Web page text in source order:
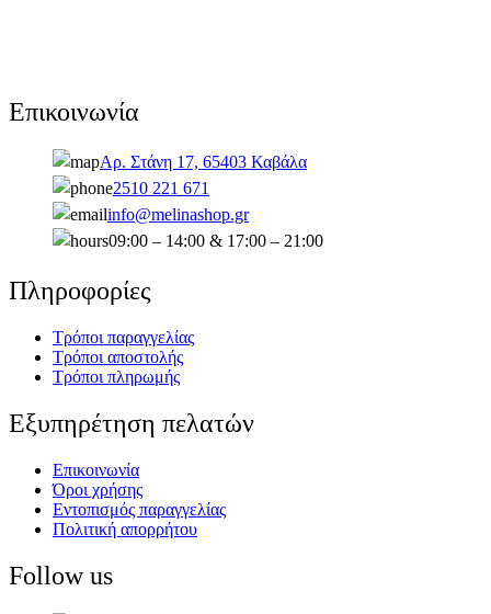
Επικοινωνία
Αρ. Στάνη 17, 65403 Καβάλα
2510 221 671
info@melinashop.gr
09:00 – 14:00 & 17:00 – 21:00
Πληροφορίες
Τρόποι παραγγελίας
Τρόποι αποστολής
Τρόποι πληρωμής
Εξυπηρέτηση πελατών
Επικοινωνία
Όροι χρήσης
Εντοπισμός παραγγελίας
Πολιτική απορρήτου
Follow us